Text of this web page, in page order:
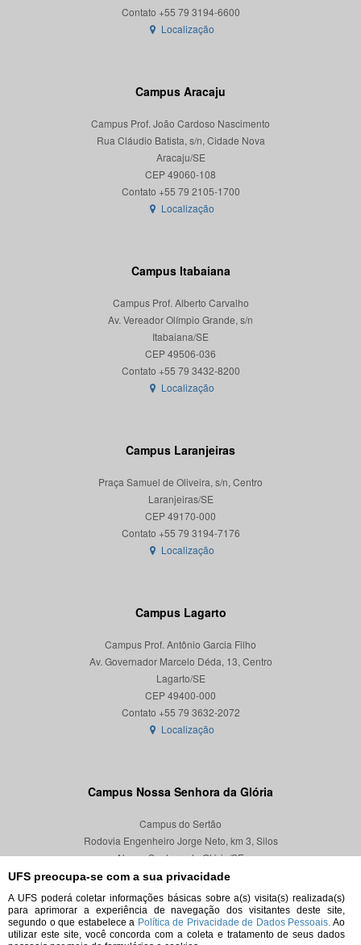
UFS preocupa-se com a sua privacidade
A UFS poderá coletar informações básicas sobre a(s) visita(s) realizada(s)
para aprimorar a experiência de navegação dos visitantes deste site,
segundo o que estabelece a Política de Privacidade de Dados Pessoais. Ao
utilizar este site, você concorda com a coleta e tratamento de seus dados
Localização
Campus Aracaju
Campus Prof. João Cardoso Nascimento
Rua Cláudio Batista, s/n, Cidade Nova
Aracaju/SE
CEP 49060-108
Localização
Campus Itabaiana
Campus Prof. Alberto Carvalho
Av. Vereador Olímpio Grande, s/n
Itabaiana/SE
CEP 49506-036
Localização
Campus Laranjeiras
Praça Samuel de Oliveira, s/n, Centro
Laranjeiras/SE
CEP 49170-000
Localização
Campus Lagarto
Campus Prof. Antônio Garcia Filho
Av. Governador Marcelo Déda, 13, Centro
Lagarto/SE
CEP 49400-000
Localização
Campus Nossa Senhora da Glória
Campus do Sertão
Rodovia Engenheiro Jorge Neto, km 3, Silos
Nossa Senhora da Glória/SE
CEP 49680-000
Localização